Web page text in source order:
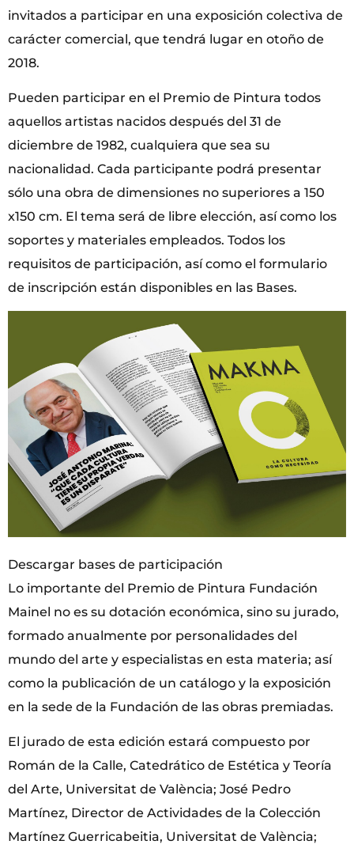
invitados a participar en una exposición colectiva de
carácter comercial, que tendrá lugar en otoño de
2018.
Pueden participar en el Premio de Pintura todos
aquellos artistas nacidos después del 31 de
diciembre de 1982, cualquiera que sea su
nacionalidad. Cada participante podrá presentar
sólo una obra de dimensiones no superiores a 150
x150 cm. El tema será de libre elección, así como los
soportes y materiales empleados. Todos los
requisitos de participación, así como el formulario
de inscripción están disponibles en las Bases.
Descargar bases de participación
Lo importante del Premio de Pintura Fundación
Mainel no es su dotación económica, sino su jurado,
formado anualmente por personalidades del
mundo del arte y especialistas en esta materia; así
como la publicación de un catálogo y la exposición
en la sede de la Fundación de las obras premiadas.
El jurado de esta edición estará compuesto por
Román de la Calle, Catedrático de Estética y Teoría
del Arte, Universitat de València; José Pedro
Martínez, Director de Actividades de la Colección
Martínez Guerricabeitia, Universitat de València;